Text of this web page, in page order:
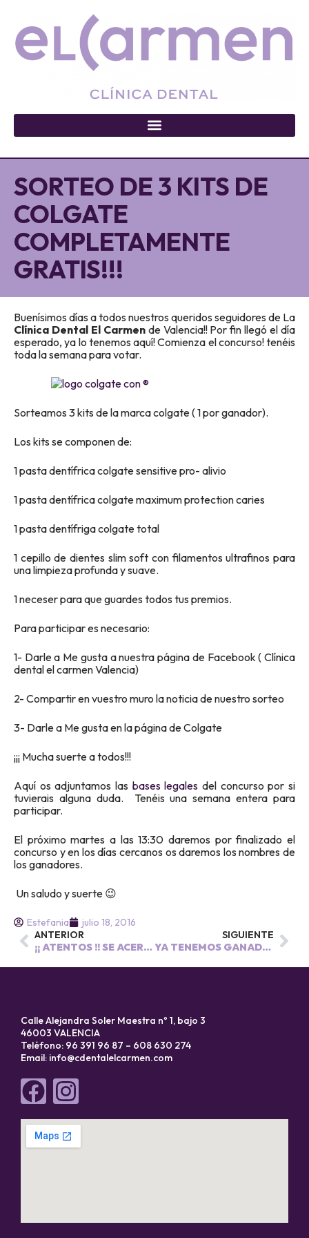
SORTEO DE 3 KITS DE
COLGATE
COMPLETAMENTE
GRATIS!!!
Buenísimos días a todos nuestros queridos seguidores de La
Clínica Dental El Carmende Valencia!! Por fin llegó el día
esperado, ya lo tenemos aquí! Comienza el concurso! tenéis
toda la semana para votar.
Sorteamos 3 kits de la marca colgate ( 1 por ganador).
Los kits se componen de:
1 pasta dentífrica colgate sensitive pro- alivio
1 pasta dentífrica colgate maximum protection caries
1 pasta dentífriga colgate total
1 cepillo de dientes slim soft con filamentos ultrafinos para
una limpieza profunda y suave.
1 neceser para que guardes todos tus premios.
Para participar es necesario:
1- Darle a Me gusta a nuestra página de Facebook ( Clínica
dental el carmen Valencia)
2- Compartir en vuestro muro la noticia de nuestro sorteo
3- Darle a Me gusta en la página de Colgate
¡¡¡ Mucha suerte a todos!!!
Aquí os adjuntamos las bases legales del concurso por si
tuvierais alguna duda. Tenéis una semana entera para
participar.
El próximo martes a las 13:30 daremos por finalizado el
concurso y en los días cercanos os daremos los nombres de
los ganadores.
Un saludo y suerte 😉
Estefania
julio 18, 2016
ANTERIOR
¡¡ ATENTOS !! SE ACERCA SORTEO!!
SIGUIENTE
YA TENEMOS GANADORES DEL SORTEO!!!
Calle Alejandra Soler Maestra nº 1, bajo 3
46003 VALENCIA
Teléfono: 96 391 96 87 – 608 630 274
Email: info@cdentalelcarmen.com